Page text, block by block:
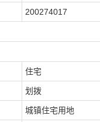
200274017
住宅
划拨
城镇住宅用地